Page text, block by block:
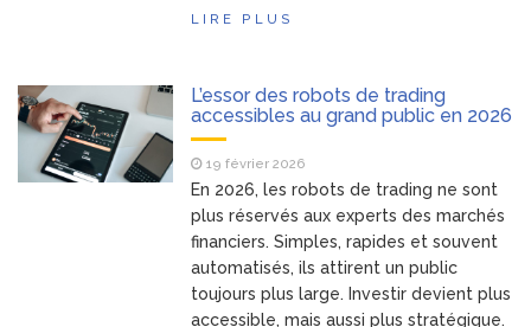
LIRE PLUS
L’essor des robots de trading
accessibles au grand public en 2026
19 février 2026
En 2026, les robots de trading ne sont
plus réservés aux experts des marchés
financiers. Simples, rapides et souvent
automatisés, ils attirent un public
toujours plus large. Investir devient plus
accessible, mais aussi plus stratégique.